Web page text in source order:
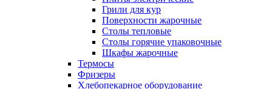
Грили для кур
Поверхности жарочные
Столы тепловые
Столы горячие упаковочные
Шкафы жарочные
Термосы
Фризеры
Хлебопекарное оборудование